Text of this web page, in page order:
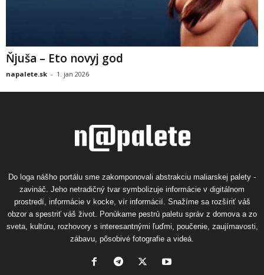
Ňjuša – Eto novyj god
napalete.sk - 1. jan 2026
Do loga nášho portálu sme zakomponovali abstrakciu maliarskej palety -
zavináč. Jeho netradičný tvar symbolizuje informácie v digitálnom
prostredí, informácie v kocke, vír informácií. Snažíme sa rozšíriť váš
obzor a spestriť váš život. Ponúkame pestrú paletu správ z domova a zo
sveta, kultúru, rozhovory s interesantnými ľuďmi, poučenie, zaujímavosti,
zábavu, pôsobivé fotografie a videá.